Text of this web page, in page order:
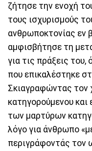
ζήτησε την ενοχή
τους ισχυρισμούς
ανθρωποκτονίας εν
αμφισβήτησε τη
για τις πράξεις
που επικαλέστηκε
Σκιαγραφώντας τον
κατηγορούμενου και
των μαρτύρων
λόγο για άνθρωπο
περιγράφοντάς τον